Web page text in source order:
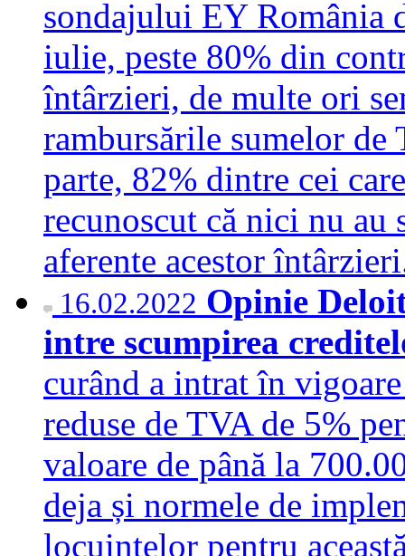
sondajului EY România
iulie, peste 80% din
întârzieri, de multe ori
rambursările sumelor de
parte, 82% dintre cei
recunoscut că nici nu au
aferente acestor
16.02.2022 Opinie
intre scumpirea
curând a intrat în
reduse de TVA de 5%
valoare de până la
deja și normele de
locuințelor pentru